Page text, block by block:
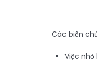
Các biến
Việc